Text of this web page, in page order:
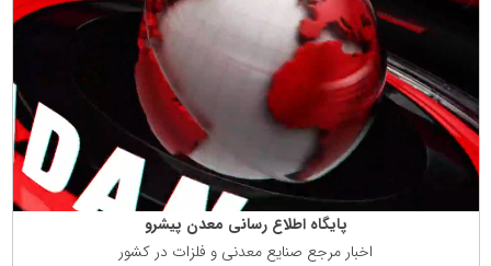
پایگاه اطلاع رسانی معدن پیشرو
اخبار مرجع صنایع معدنی و فلزات در كشور